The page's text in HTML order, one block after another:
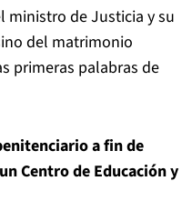
ministro de Justicia y su
del matrimonio
primeras palabras de
a fin de
Centro de Educación y